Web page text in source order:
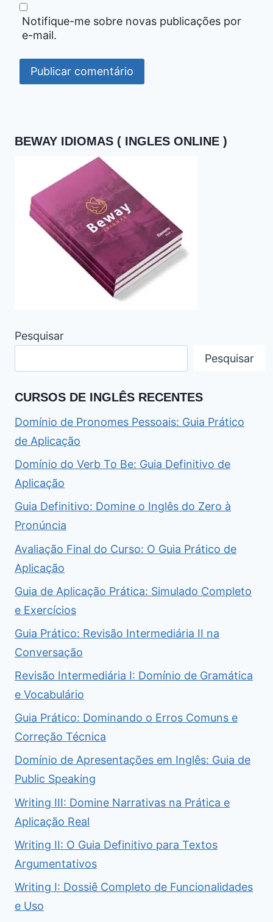
Notifique-me sobre novas publicações por
e-mail.
BEWAY IDIOMAS ( INGLES ONLINE )
Pesquisar
Pesquisar
CURSOS DE INGLÊS RECENTES
Domínio de Pronomes Pessoais: Guia Prático
de Aplicação
Domínio do Verb To Be: Guia Definitivo de
Aplicação
Guia Definitivo: Domine o Inglês do Zero à
Pronúncia
Avaliação Final do Curso: O Guia Prático de
Aplicação
Guia de Aplicação Prática: Simulado Completo
e Exercícios
Guia Prático: Revisão Intermediária II na
Conversação
Revisão Intermediária I: Domínio de Gramática
e Vocabulário
Guia Prático: Dominando o Erros Comuns e
Correção Técnica
Domínio de Apresentações em Inglês: Guia de
Public Speaking
Writing III: Domine Narrativas na Prática e
Aplicação Real
Writing II: O Guia Definitivo para Textos
Argumentativos
Writing I: Dossiê Completo de Funcionalidades
e Uso